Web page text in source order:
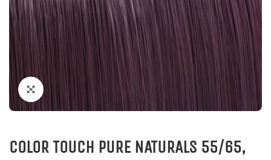
COLOR TOUCH PURE NATURALS 55/65,